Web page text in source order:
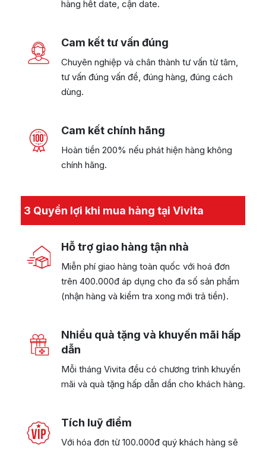
hàng hết date, cận date.
Cam kết tư vấn đúng
Chuyên nghiệp và chân thành tư vấn từ tâm,
tư vấn đúng vấn đề, đúng hàng, đúng cách
dùng.
Cam kết chính hãng
Hoàn tiền 200% nếu phát hiện hàng không
chính hãng.
3 Quyền lợi khi mua hàng tại Vivita
Hỗ trợ giao hàng tận nhà
Miễn phí giao hàng toàn quốc với hoá đơn
trên 400.000đ áp dụng cho đa số sản phẩm
(nhận hàng và kiểm tra xong mới trả tiền).
Nhiều quà tặng và khuyến mãi hấp
dẫn
Mỗi tháng Vivita đều có chương trình khuyến
mãi và quà tặng hấp dẫn dần cho khách hàng.
Tích luỹ điểm
Với hóa đơn từ 100.000đ quý khách hàng sẽ